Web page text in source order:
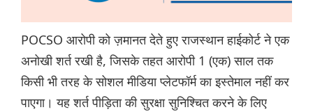
POCSO आरोपी को ज़मानत देते हुए राजस्थान हाईकोर्ट ने एक
अनोखी शर्त रखी है, जिसके तहत आरोपी 1 (एक) साल तक
किसी भी तरह के सोशल मीडिया प्लेटफॉर्म का इस्तेमाल नहीं कर
पाएगा। यह शर्त पीड़िता की सुरक्षा सुनिश्चित करने के लिए